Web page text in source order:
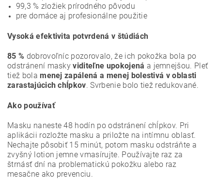
99,3 % zložiek prírodného pôvodu
pre domáce aj profesionálne použitie
Vysoká efektivita potvrdená v štúdiách
85 % dobrovoľníc pozorovalo, že ich pokožka bola po
odstránení maskyviditeľne upokojená a jemnejšou. Pleť
tiež bolamenej zapálená a menej bolestivá v oblasti
zarastajúcich chĺpkov. Svrbenie bolo tiež redukované.
Ako používať
Masku naneste 48 hodín po odstránení chĺpkov. Pri
aplikácii rozložte masku a priložte na intímnu oblasť.
Nechajte pôsobiť 15 minút, potom masku odstráňte a
zvyšný lotion jemne vmasírujte. Používajte raz za
štrnásť dní na problematickú pokožku alebo raz
mesačne ako prevenciu.